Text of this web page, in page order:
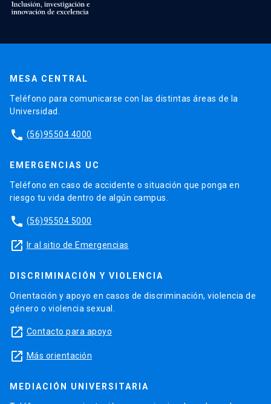
MESA CENTRAL
Teléfono para comunicarse con las distintas áreas de la
Universidad.
phone (56)95504 4000
EMERGENCIAS UC
Teléfono en caso de accidente o situación que ponga en
riesgo tu vida dentro de algún campus.
phone (56)95504 5000
launch Ir al sitio de Emergencias
DISCRIMINACIÓN Y VIOLENCIA
Orientación y apoyo en casos de discriminación, violencia de
género o violencia sexual.
launch Contacto para apoyo
launch Más orientación
MEDIACIÓN UNIVERSITARIA